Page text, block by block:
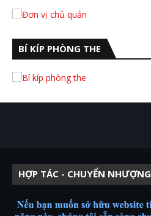
BÍ KÍP PHÒNG THE
HỢP TÁC - CHUYỂN NHƯỢNG